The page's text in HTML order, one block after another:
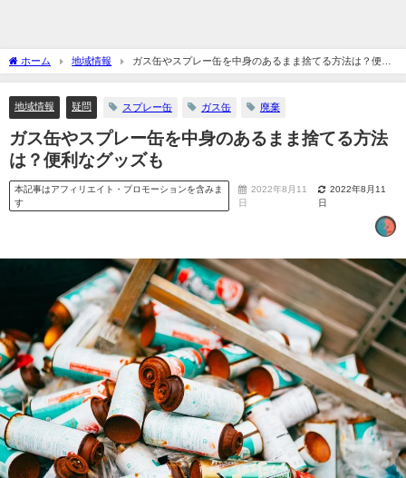
ホーム 地域情報
ガス缶やスプレー缶を中身のあるまま捨てる方法は？便利
なグッズも
地域情報 疑問 スプレー缶 ガス缶 廃棄
ガス缶やスプレー缶を中身のあるまま捨てる方法
は？便利なグッズも
本記事はアフィリエイト・プロモーションを含みま
す
2022年8月11
日
2022年8月11
日